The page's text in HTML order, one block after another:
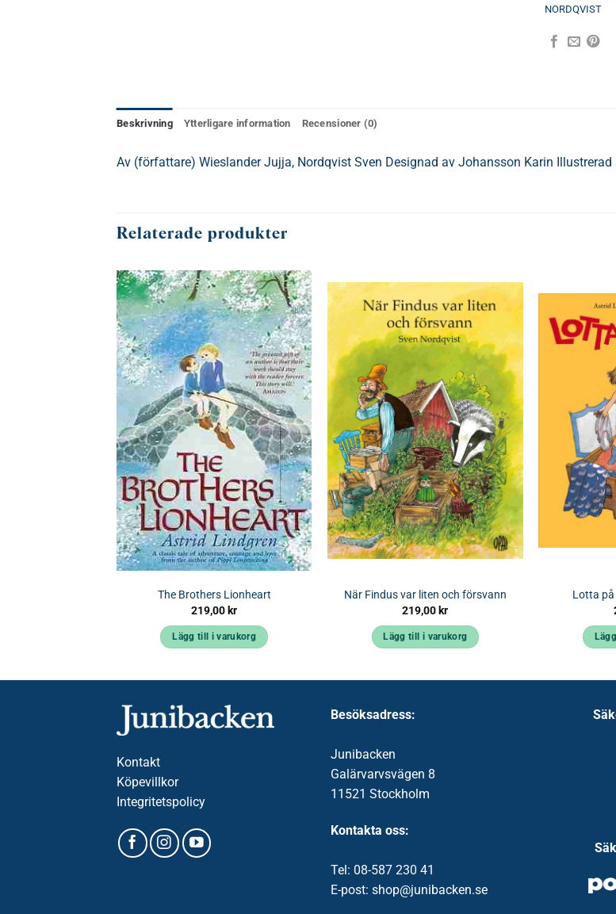
NORDQVIST
Beskrivning Ytterligare information Recensioner (0)
Av (författare) Wieslander Jujja, Nordqvist Sven Designad av Johansson Karin Illustrerad
Relaterade produkter
The Brothers Lionheart
219,00 kr
Lägg till i varukorg
När Findus var liten och försvann
219,00 kr
Lägg till i varukorg
Lotta
Kontakt
Köpevillkor
Integritetspolicy
Besöksadress:
Junibacken
Galärvarvsvägen 8
11521 Stockholm
Kontakta oss:
Tel: 08-587 230 41
E-post: shop@junibacken.se